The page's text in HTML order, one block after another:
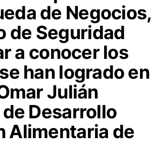
de Negocios,
de Seguridad
a conocer los
han logrado en
Julián
Desarrollo
Alimentaria de